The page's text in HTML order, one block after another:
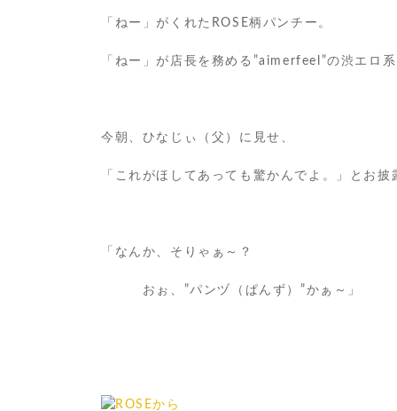
「ねー」がくれたROSE柄パンチー。
「ねー」が店長を務める”aimerfeel”の渋エロ系
今朝、ひなじぃ（父）に見せ、
「これがほしてあっても驚かんでよ。」とお披
「なんか、そりゃぁ～？
おぉ、”パンヅ（ぱんず）”かぁ～」